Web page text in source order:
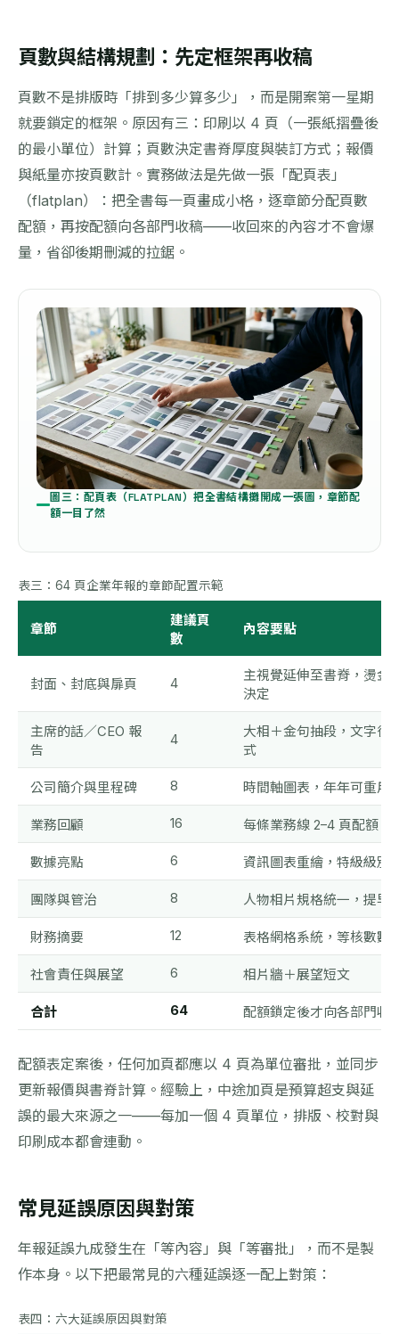
頁數與結構規劃：先定框架再收稿
頁數不是排版時「排到多少算多少」，而是開案第一星期
就要鎖定的框架。原因有三：印刷以 4 頁（一張紙摺疊後
的最小單位）計算；頁數決定書脊厚度與裝訂方式；報價
與紙量亦按頁數計。實務做法是先做一張「配頁表」
（flatplan）：把全書每一頁畫成小格，逐章節分配頁數
配額，再按配額向各部門收稿——收回來的內容才不會爆
量，省卻後期刪減的拉鋸。
圖三：配頁表（FLATPLAN）把全書結構攤開成一張圖，章節配
額一目了然
表三：64 頁企業年報的章節配置示範
章節
建議頁
數
內容要點
封面、封底與扉頁 4
主視覺延伸至書脊，燙金
決定
主席的話／CEO 報
告
4
大相＋金句抽段，文字後
式
公司簡介與里程碑 8 時間軸圖表，年年可重用
業務回顧 16 每條業務線 2–4 頁配額，
數據亮點 6 資訊圖表重繪，特級級別
團隊與管治 8 人物相片規格統一，提早
財務摘要 12 表格網格系統，等核數數
社會責任與展望 6 相片牆＋展望短文
合計 64 配額鎖定後才向各部門收
配額表定案後，任何加頁都應以 4 頁為單位審批，並同步
更新報價與書脊計算。經驗上，中途加頁是預算超支與延
誤的最大來源之一——每加一個 4 頁單位，排版、校對與
印刷成本都會連動。
常見延誤原因與對策
年報延誤九成發生在「等內容」與「等審批」，而不是製
作本身。以下把最常見的六種延誤逐一配上對策：
表四：六大延誤原因與對策